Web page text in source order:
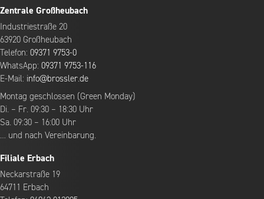
Zentrale Großheubach
Industriestraße 20
63920 Großheubach
Telefon: 09371 9753-0
WhatsApp: 09371 9753-116
E-Mail: info@brossler.de
Montag geschlossen (Green Monday)
Di. – Fr. 09:30 – 18:30 Uhr
Sa. 09:30 – 16:00 Uhr
… und nach Vereinbarung.
Filiale Erbach
Neckarstraße 19
64711 Erbach